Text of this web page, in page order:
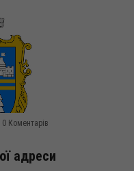
0 Коментарів
адреси